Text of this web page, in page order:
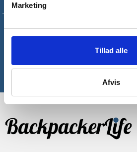
Marketing
Tillad alle
Afvis
Tilmeld dig vores nyhedsbrev og
rabatkode til din